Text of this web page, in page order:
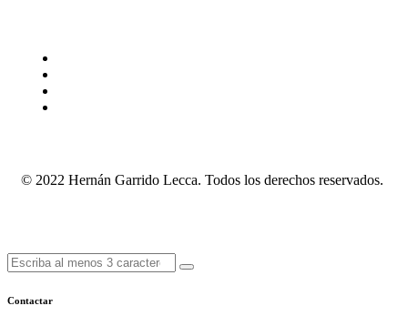
© 2022 Hernán Garrido Lecca. Todos los derechos reservados.
Contactar